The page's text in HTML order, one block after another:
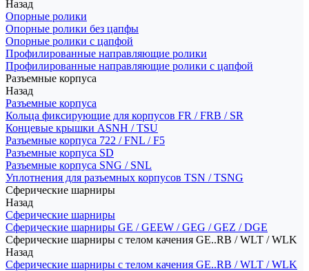
Назад
Опорные ролики
Опорные ролики без цапфы
Опорные ролики с цапфой
Профилированные направляющие ролики
Профилированные направляющие ролики с цапфой
Разъемные корпуса
Назад
Разъемные корпуса
Кольца фиксирующие для корпусов FR / FRB / SR
Концевые крышки ASNH / TSU
Разъемные корпуса 722 / FNL / F5
Разъемные корпуса SD
Разъемные корпуса SNG / SNL
Уплотнения для разъемных корпусов TSN / TSNG
Сферические шарниры
Назад
Сферические шарниры
Сферические шарниры GE / GEEW / GEG / GEZ / DGE
Сферические шарниры с телом качения GE..RB / WLT / WLK
Назад
Сферические шарниры с телом качения GE..RB / WLT / WLK